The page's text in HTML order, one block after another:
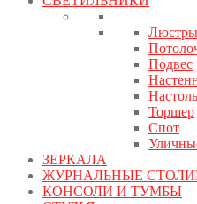
Люстры
Подвес
Торшер
Спот
ЗЕРКАЛА
ЖУРНАЛЬНЫЕ
КОНСОЛИ И ТУМБЫ